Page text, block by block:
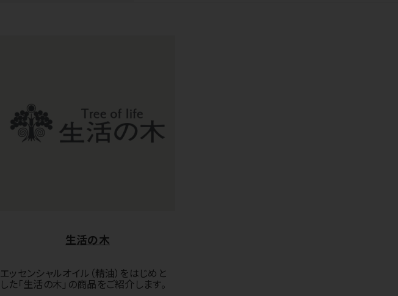
生活の木
エッセンシャルオイル（精油）をはじめと
した「生活の木」の商品をご紹介します。